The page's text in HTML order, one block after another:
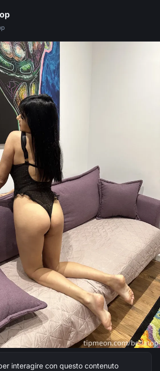
interagire con questo contenuto